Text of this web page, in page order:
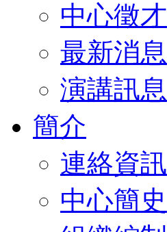
中心徵才
最新消息
演講訊息
簡介
連絡資訊
中心簡史